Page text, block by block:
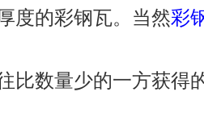
度的彩钢瓦。当然彩
比数量少的一方获得